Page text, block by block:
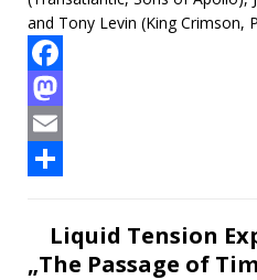
n
n
and Tony Levin (King Crimson,
F
aM
aE
Liquid Tension
„The Passage of